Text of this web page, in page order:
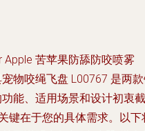
Apple 苦苹果防舔防咬喷雾
物咬绳飞盘 L00767 是两
能、适用场景和设计初衷截
键在于您的具体需求。以下